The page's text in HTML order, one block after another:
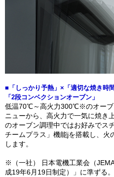
■「しっかり予熱」×「適切な焼き時
「2段コンベクションオーブン」
低温70℃～高火力300℃※のオーブ
ニューから、高火力で一気に焼き
のオーブン調理中ではお好みでス
チームプラス」機能jを搭載し、火
します。
※（一社） 日本電機工業会（
成19年6月19日制定）」に準ずる